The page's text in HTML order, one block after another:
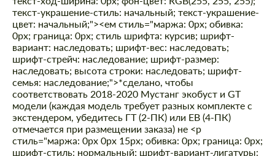
текст-украшение-стиль: начальный; текст-украшение-
цвет: начальный;"><ем стиль="маржа: 0px; обивка:
0px; граница: 0px; стиль шрифта: курсив; шрифт-
вариант: наследовать; шрифт-вес: наследовать;
шрифт-стрейч: наследование; шрифт-размер:
наследовать; высота строки: наследовать; шрифт-
семья: наследование;">*сделано, чтобы
соответствовать 2018-2020 Мустанг экобуст и GT
модели (каждая модель требует разных комплекте с
экстендером, убедитесь ГТ (2-ПК) или EB (4-ПК)
отмечается при размещении заказа) не <р
стиль="маржа: 0px 0px 15px; обивка: 0px; граница: 0px;
шрифт-стиль: нормальный; шрифт-вариант-лигатуры: